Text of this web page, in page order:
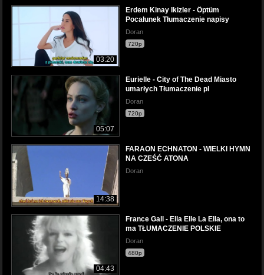
03:20
Erdem Kinay Ikizler - Öptüm
Pocałunek Tłumaczenie napisy
Doran
720p
05:07
Eurielle - City of The Dead Miasto
umarłych Tłumaczenie pl
Doran
720p
14:38
FARAON ECHNATON - WIELKI HYMN
NA CZEŚĆ ATONA
Doran
04:43
France Gall - Ella Elle La Ella, ona to
ma TŁUMACZENIE POLSKIE
Doran
480p